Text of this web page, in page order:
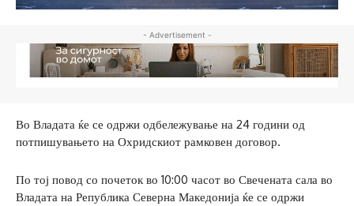
- Advertisement -
Во Владата ќе се одржи одбележување на 24 години од
потпишувањето на Охридскиот рамковен договор.
По тој повод со почеток во 10:00 часот во Свечената сала во
Владата на Република Северна Македонија ќе се одржи